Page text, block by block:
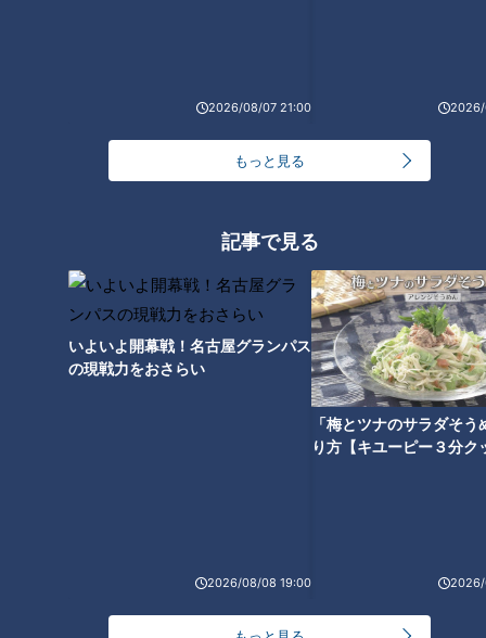
2026/08/07 21:00 2026/
もっと見る
記事で見る
いよいよ開幕戦！名古屋グランパス
の現戦力をおさらい
2026/08/08 19:00
「梅とツナのサラダそう
り方【キユーピー３分ク
2026/
パリパリ＆ジューシーの“手羽先”にうなる
【肉のキング】は、飛騨牛など地元・岐阜のお肉を始めとし